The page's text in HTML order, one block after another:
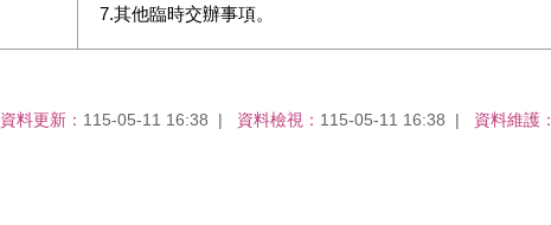
7.其他臨時交辦事項。
資料更新： 115-05-11 16:38 資料檢視： 115-05-11 16:38 資料維護：